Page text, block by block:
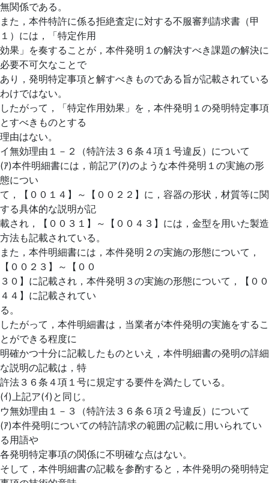
無関係である。
また，本件特許に係る拒絶査定に対する不服審判請求書（甲
１）には，「特定作用
効果」を奏することが，本件発明１の解決すべき課題の解決に
必要不可欠なことで
あり，発明特定事項と解すべきものである旨が記載されている
わけではない。
したがって，「特定作用効果」を，本件発明１の発明特定事項
とすべきものとする
理由はない。
イ無効理由１－２（特許法３６条４項１号違反）について
(ｱ)本件明細書には，前記ア(ｱ)のような本件発明１の実施の形
態につい
て，【００１４】～【００２２】に，容器の形状，材質等に関
する具体的な説明が記
載され，【００３１】～【００４３】には，金型を用いた製造
方法も記載されている。
また，本件明細書には，本件発明２の実施の形態について，
【００２３】～【００
３０】に記載され，本件発明３の実施の形態について，【００
４４】に記載されてい
る。
したがって，本件明細書は，当業者が本件発明の実施をするこ
とができる程度に
明確かつ十分に記載したものといえ，本件明細書の発明の詳細
な説明の記載は，特
許法３６条４項１号に規定する要件を満たしている。
(ｲ)上記ア(ｲ)と同じ。
ウ無効理由１－３（特許法３６条６項２号違反）について
(ｱ)本件発明についての特許請求の範囲の記載に用いられてい
る用語や
各発明特定事項の関係に不明確な点はない。
そして，本件明細書の記載を参酌すると，本件発明の発明特定